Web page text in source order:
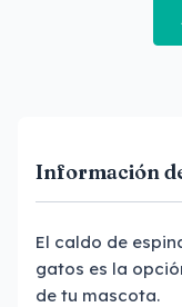
Información
El caldo de
gatos es la
de tu mascota.